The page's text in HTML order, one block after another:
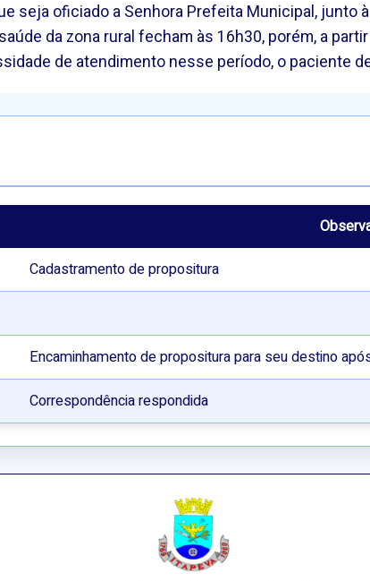
seja oficiado a Senhora Prefeita Municipal, junto
da zona rural fecham às 16h30, porém, a
de atendimento nesse período, o paciente
Cadastramento de propositura
Encaminhamento de propositura para seu destino
Correspondência respondida